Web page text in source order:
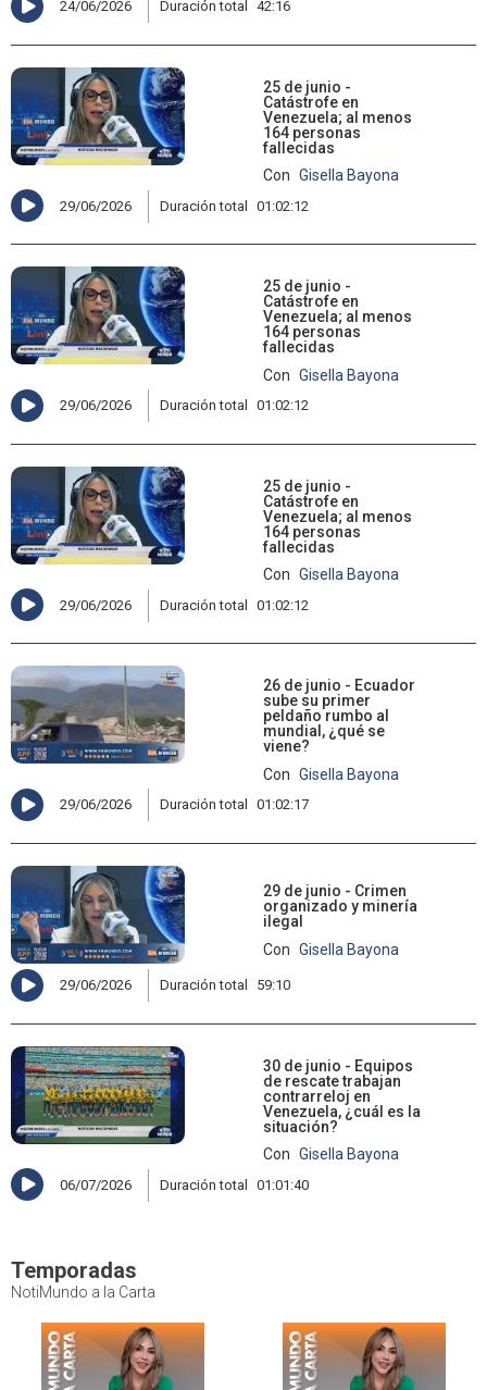
24/06/2026 Duración total 42:16
25 de junio -
Catástrofe en
Venezuela; al menos
164 personas
fallecidas
Con Gisella Bayona
29/06/2026 Duración total 01:02:12
25 de junio -
Catástrofe en
Venezuela; al menos
164 personas
fallecidas
Con Gisella Bayona
29/06/2026 Duración total 01:02:12
25 de junio -
Catástrofe en
Venezuela; al menos
164 personas
fallecidas
Con Gisella Bayona
29/06/2026 Duración total 01:02:12
26 de junio - Ecuador
sube su primer
peldaño rumbo al
mundial, ¿qué se
viene?
Con Gisella Bayona
29/06/2026 Duración total 01:02:17
29 de junio - Crimen
organizado y minería
ilegal
Con Gisella Bayona
29/06/2026 Duración total 59:10
30 de junio - Equipos
de rescate trabajan
contrarreloj en
Venezuela, ¿cuál es la
situación?
Con Gisella Bayona
06/07/2026 Duración total 01:01:40
Temporadas
NotiMundo a la Carta